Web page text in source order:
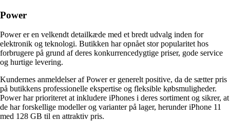
Power
Power er en velkendt detailkæde med et bredt udvalg inden for
elektronik og teknologi. Butikken har opnået stor popularitet hos
forbrugere på grund af deres konkurrencedygtige priser, gode service
og hurtige levering.
Kundernes anmeldelser af Power er generelt positive, da de sætter pris
på butikkens professionelle ekspertise og fleksible købsmuligheder.
Power har prioriteret at inkludere iPhones i deres sortiment og sikrer, at
de har forskellige modeller og varianter på lager, herunder iPhone 11
med 128 GB til en attraktiv pris.